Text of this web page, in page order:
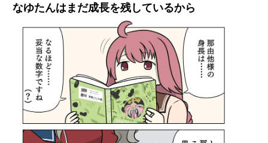
なゆたんはまだ成長を残しているから